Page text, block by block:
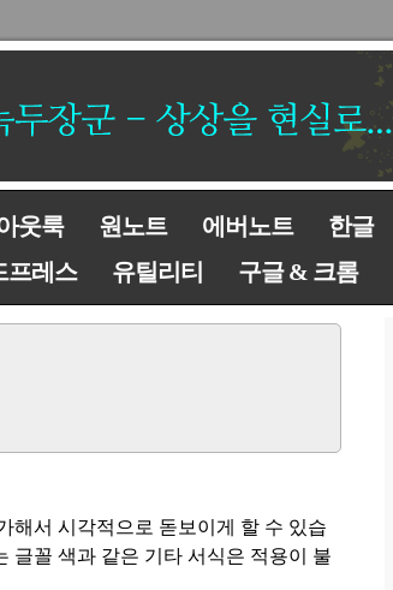
웃룩 원노트 에버노트 한글
프레스 유틸리티 구글 & 크롬
해서 시각적으로 돋보이게 할 수 있습
글꼴 색과 같은 기타 서식은 적용이 불